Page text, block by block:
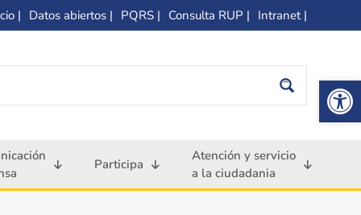
| Datos abiertos | PQRS | Consulta RUP | Intranet |
Participa
Atención y servicio
a la ciudadania